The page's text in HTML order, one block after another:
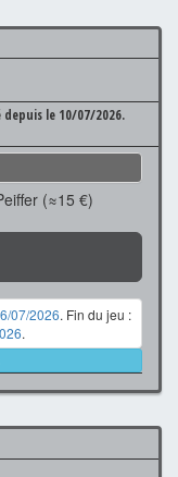
le 10/07/2026.
(≈15 €)
07/2026. Fin du jeu :
.